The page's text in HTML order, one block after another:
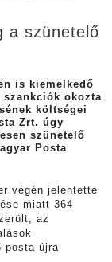
a szünetelő
is kiemelkedő
szankciók okozta
költségei
Zrt. úgy
szünetelő
Posta
végén jelentette
miatt 364
az
posta újra